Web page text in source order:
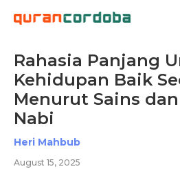
Rahasia Panjang
Kehidupan Baik
Menurut Sains
Nabi
Heri Mahbub
August 15, 2025